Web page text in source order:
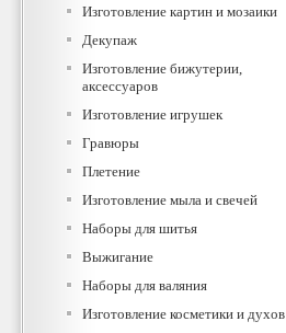
Изготовление картин и мозаики
Декупаж
Изготовление бижутерии,
аксессуаров
Изготовление игрушек
Гравюры
Плетение
Изготовление мыла и свечей
Наборы для шитья
Выжигание
Наборы для валяния
Изготовление косметики и духов